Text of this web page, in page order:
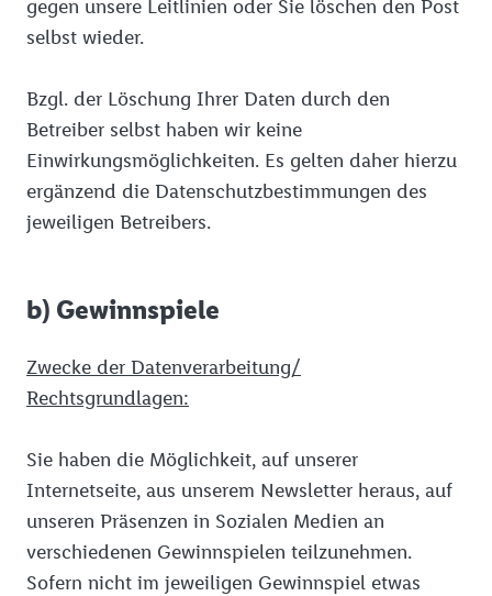
gegen unsere Leitlinien oder Sie löschen den Post
selbst wieder.
Bzgl. der Löschung Ihrer Daten durch den
Betreiber selbst haben wir keine
Einwirkungsmöglichkeiten. Es gelten daher hierzu
ergänzend die Datenschutzbestimmungen des
jeweiligen Betreibers.
b) Gewinnspiele
Zwecke der Datenverarbeitung/
Rechtsgrundlagen:
Sie haben die Möglichkeit, auf unserer
Internetseite, aus unserem Newsletter heraus, auf
unseren Präsenzen in Sozialen Medien an
verschiedenen Gewinnspielen teilzunehmen.
Sofern nicht im jeweiligen Gewinnspiel etwas